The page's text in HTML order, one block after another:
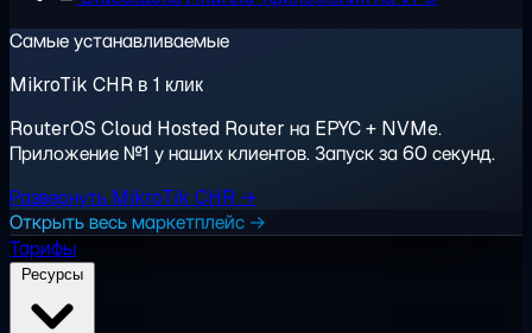
Самые устанавливаемые
MikroTik CHR в 1 клик
RouterOS Cloud Hosted Router на EPYC + NVMe.
Приложение №1 у наших клиентов. Запуск за 60 секунд.
Развернуть MikroTik CHR →
Открыть весь маркетплейс →
Тарифы